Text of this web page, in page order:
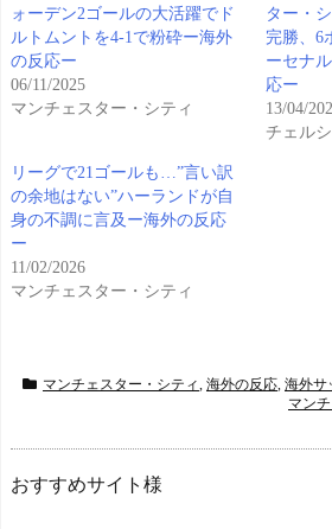
ォーデン2ゴールの大活躍でド
ルトムントを4-1で粉砕ー海外
の反応ー
06/11/2025
マンチェスター・シティ
ター・
完勝、6
ーセナ
応ー
13/04/
チェル
リーグで21ゴールも…”言い訳
の余地はない”ハーランドが自
身の不調に言及ー海外の反応
ー
11/02/2026
マンチェスター・シティ
マンチェスター・シティ, 海外の反応, 海外サ
マン
おすすめサイト様